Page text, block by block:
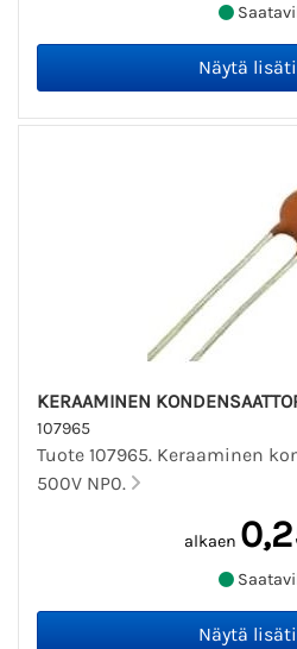
KERAAMINEN
107965
Tuote 107965. Keraaminen
500V NP0.
alkaen